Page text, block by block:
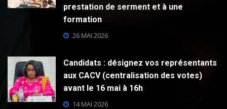
prestation de serment et à une
formation
26 MAI 2026
Candidats : désignez vos représentants
aux CACV (centralisation des votes)
avant le 16 mai à 16h
14 MAI 2026